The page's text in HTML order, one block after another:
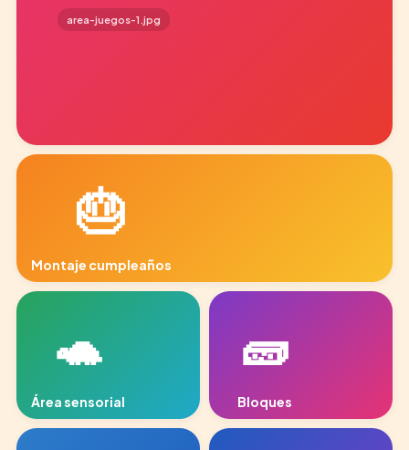
area-juegos-1.jpg
🎂
Montaje cumpleaños
area-juegos-2.jpg
🐢
Área sensorial
arenero.jpg
🧱
Bloques
bloques.jpg